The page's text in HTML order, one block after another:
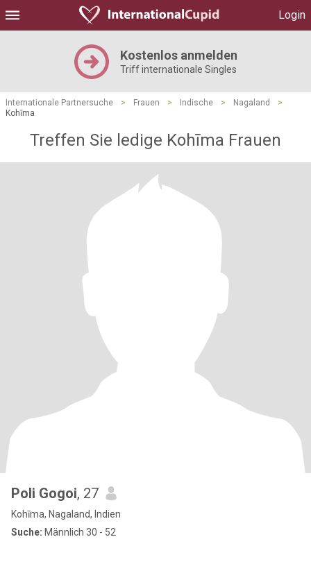
Login
Kostenlos anmelden
Triff internationale Singles
Internationale Partnersuche > Frauen > Indische > Nagaland
>
Kohīma
Treffen Sie ledige Kohīma Frauen
Poli Gogoi, 27
Kohīma, Nagaland, Indien
Suche: Männlich 30 - 52